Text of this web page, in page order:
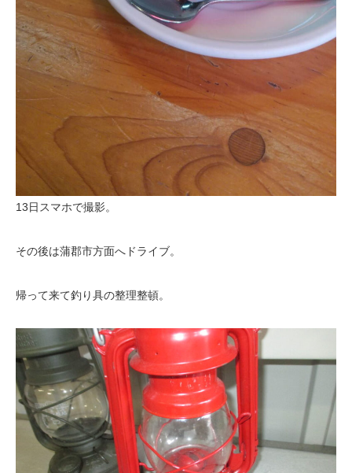
13日スマホで撮影。
その後は蒲郡市方面へドライブ。
帰って来て釣り具の整理整頓。